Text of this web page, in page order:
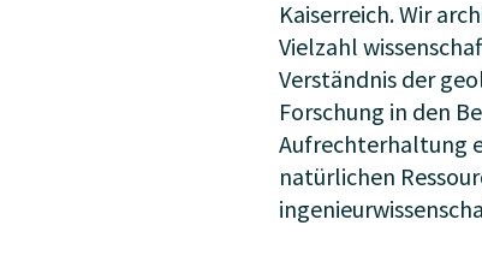
Kaiserreich. Wir
Vielzahl
Verständnis der
Forschung in den
Aufrechterhaltung
natürlichen